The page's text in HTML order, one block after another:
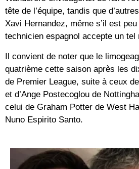
tête de l’équipe, tandis que
Xavi Hernandez, même s’il est
technicien espagnol accepte un tel
Il convient de noter que le
quatrième cette saison après les
de Premier League, suite à ceux
et d’Ange Postecoglou de
celui de Graham Potter de West
Nuno Espirito Santo.